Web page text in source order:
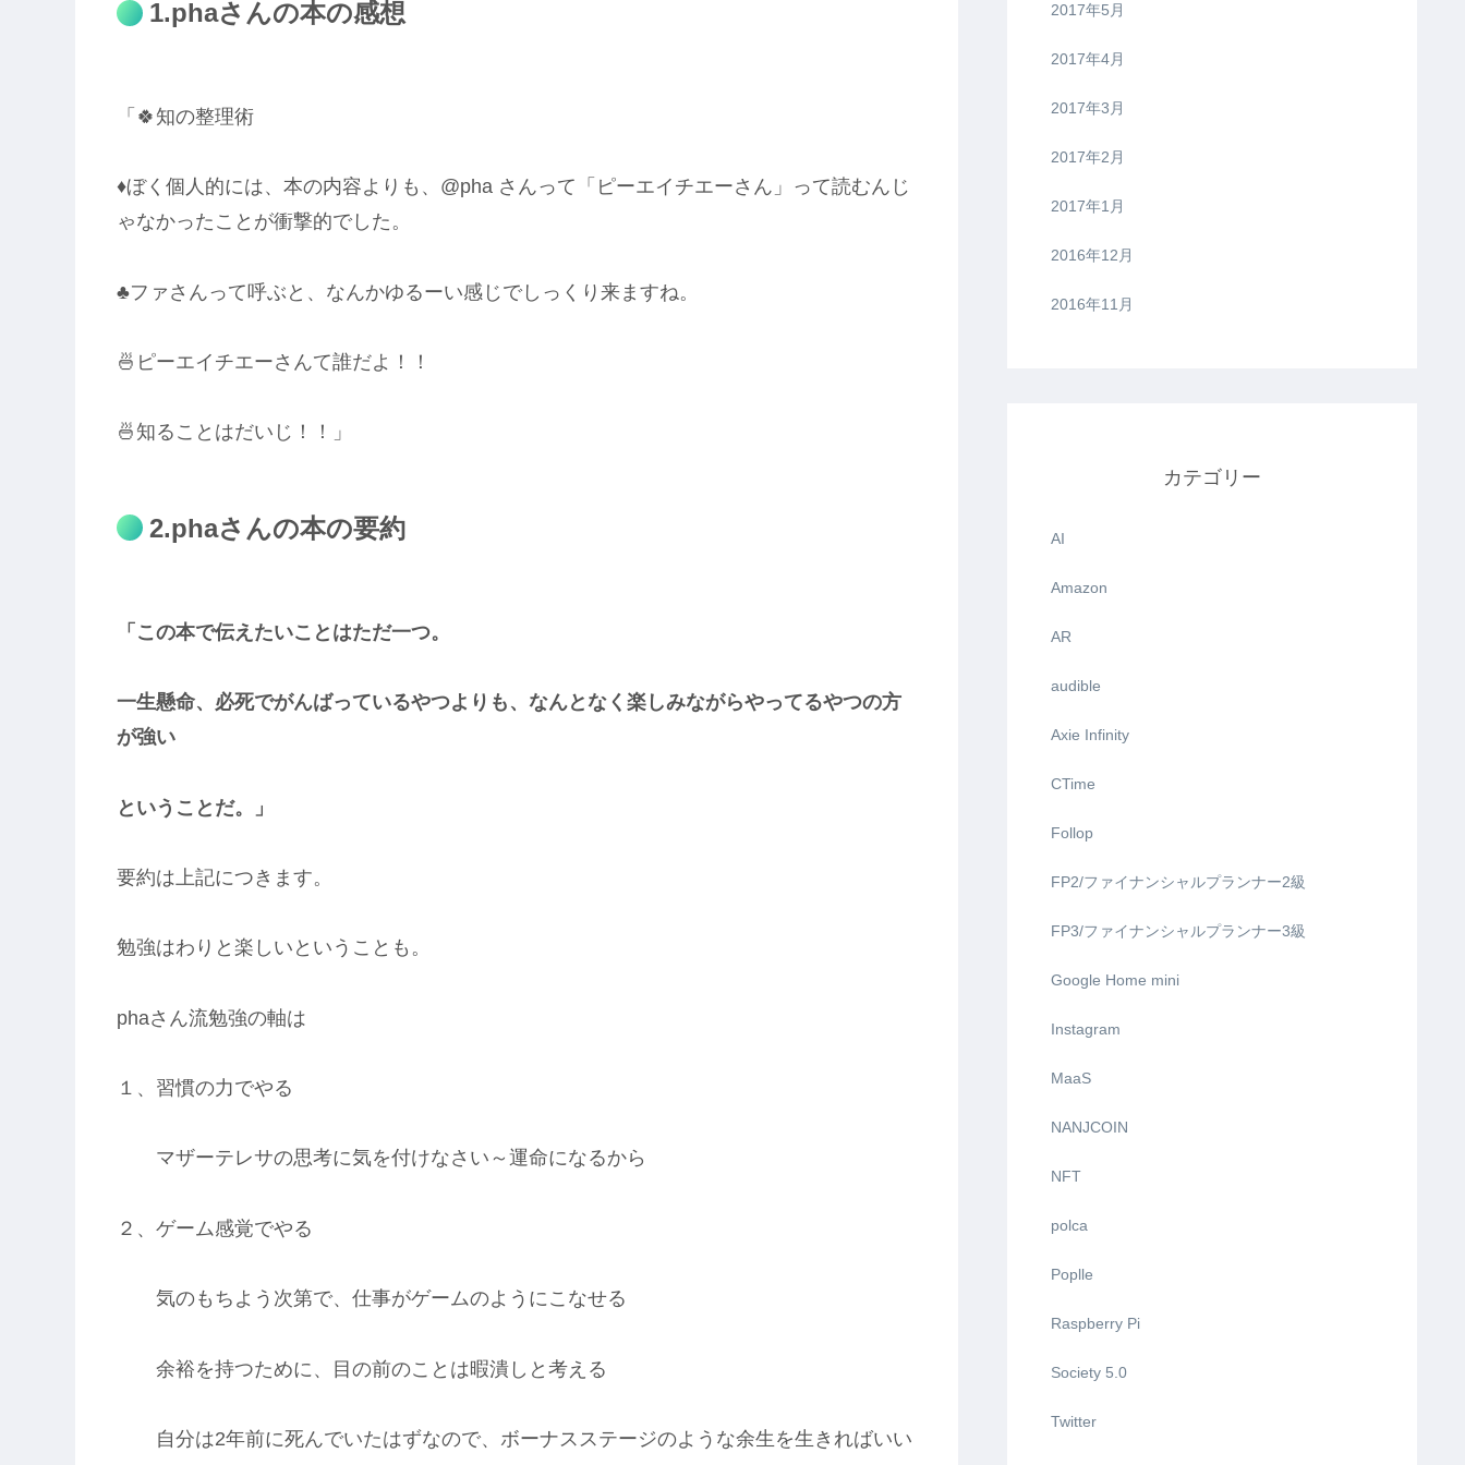
1.phaさんの本の感想
「🍀知の整理術
♦ぼく個人的には、本の内容よりも、@pha さんって「ピーエイチエーさん」って読むんじ
ゃなかったことが衝撃的でした。
♣ファさんって呼ぶと、なんかゆるーい感じでしっくり来ますね。
🍜ピーエイチエーさんて誰だよ！！
🍜知ることはだいじ！！」
2.phaさんの本の要約
「この本で伝えたいことはただ一つ。
一生懸命、必死でがんばっているやつよりも、なんとなく楽しみながらやってるやつの方
が強い
ということだ。」
要約は上記につきます。
勉強はわりと楽しいということも。
phaさん流勉強の軸は
１、習慣の力でやる
マザーテレサの思考に気を付けなさい～運命になるから
２、ゲーム感覚でやる
気のもちよう次第で、仕事がゲームのようにこなせる
余裕を持つために、目の前のことは暇潰しと考える
自分は2年前に死んでいたはずなので、ボーナスステージのような余生を生きればいい
2017年5月
2017年4月
2017年3月
2017年2月
2017年1月
2016年12月
2016年11月
カテゴリー
AI
Amazon
AR
audible
Axie Infinity
CTime
Follop
FP2/ファイナンシャルプランナー2級
FP3/ファイナンシャルプランナー3級
Google Home mini
Instagram
MaaS
NANJCOIN
NFT
polca
Poplle
Raspberry Pi
Society 5.0
Twitter